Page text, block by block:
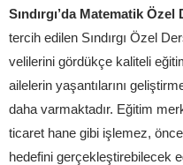
Sındırgı’da Matematik
tercih edilen Sındırgı Özel
velilerini gördükçe kaliteli
ailelerin yaşantılarını
daha varmaktadır. Eğitim
ticaret hane gibi işlemez,
hedefini gerçekleştirebilecek